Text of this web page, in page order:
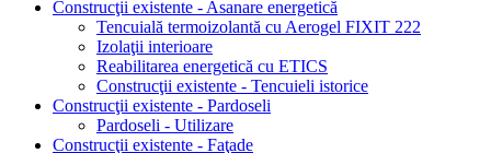
Construcţii existente - Asanare energetică
Tencuială termoizolantă cu Aerogel FIXIT 222
Izolaţii interioare
Reabilitarea energetică cu ETICS
Construcţii existente - Tencuieli istorice
Construcţii existente - Pardoseli
Pardoseli - Utilizare
Construcţii existente - Faţade